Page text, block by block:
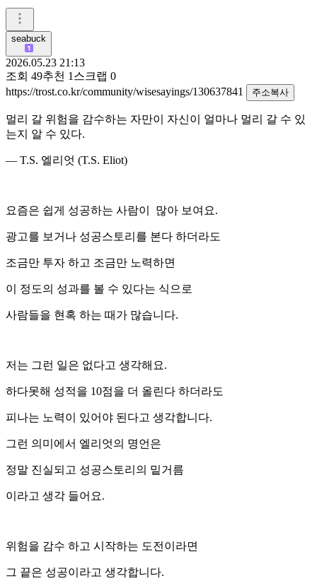
seabuck
2026.05.23 21:13
조회 49추천 1 스크랩 0
https://trost.co.kr/community/wisesayings/130637841
주소복사
멀리 갈 위험을 감수하는 자만이 자신이 얼마나 멀리 갈 수 있
는지 알 수 있다.
— T.S. 엘리엇 (T.S. Eliot)
요즘은 쉽게 성공하는 사람이 많아 보여요.
광고를 보거나 성공스토리를 본다 하더라도
조금만 투자 하고 조금만 노력하면
이 정도의 성과를 볼 수 있다는 식으로
사람들을 현혹 하는 때가 많습니다.
저는 그런 일은 없다고 생각해요.
하다못해 성적을 10점을 더 올린다 하더라도
피나는 노력이 있어야 된다고 생각합니다.
그런 의미에서 엘리엇의 명언은
정말 진실되고 성공스토리의 밑거름
이라고 생각 들어요.
위험을 감수 하고 시작하는 도전이라면
그 끝은 성공이라고 생각합니다.